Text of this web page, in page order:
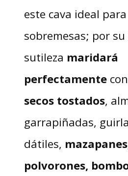
este cava ideal
sobremesas; por
sutileza maridará
perfectamentecon
secos tostados,
garrapiñadas,
dátiles,
polvorones,